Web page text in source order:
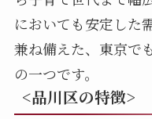
においても安定した
兼ね備えた、東京で
の一つです。
<品川区の特徴>